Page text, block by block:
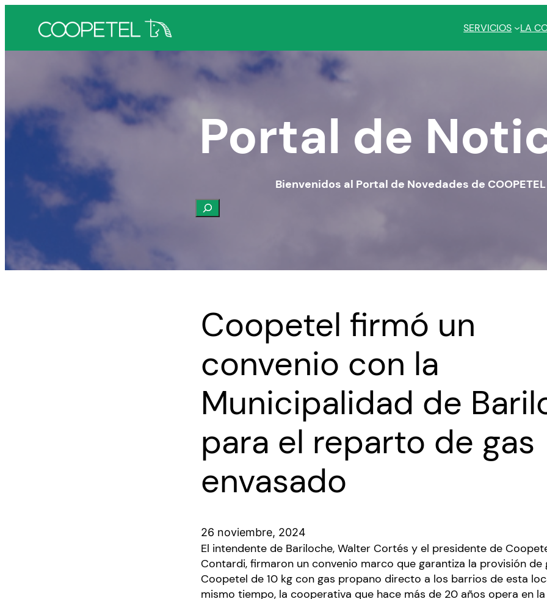
SERVICIOS LA
Portal de
Bienvenidos al Portal de Novedades de COOPETEL
Coopetel firmó un
convenio con la
Municipalidad de
para el reparto de gas
envasado
26 noviembre, 2024
El intendente de Bariloche, Walter Cortés y el presidente de
Contardi, firmaron un convenio marco que garantiza la provisión de
Coopetel de 10 kg con gas propano directo a los barrios de esta
mismo tiempo, la cooperativa que hace más de 20 años opera en